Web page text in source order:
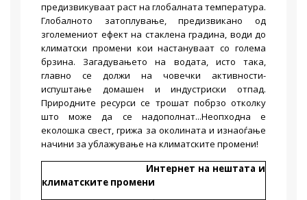
предизвикуваат раст на глобалната температура.
Глобалното затоплување, предизвикано од
зголемениот ефект на стаклена градина, води до
климатски промени кои настануваат со голема
брзина. Загадувањето на водата, исто така,
главно се должи на човечки активности-
испуштање домашен и индустриски отпад.
Природните ресурси се трошат побрзо отколку
што може да се надополнат...Неопходна е
еколошка свест, грижа за околината и изнаоѓање
начини за ублажување на климатските промени!
Интернет на нештата и
климатските промени